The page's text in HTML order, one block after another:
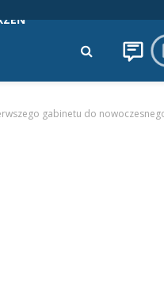
gabinetu do